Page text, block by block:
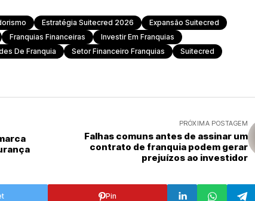
Estratégia Suitecred 2026
Expansão Suitecred
Franquias Financeiras
Investir Em Franquias
De Franquia Setor Financeiro Franquias
Suitecred
PRÓXIMA POSTAGEM
Falhas comuns antes de assinar um
contrato de franquia podem gerar
prejuízos ao investidor
Pin